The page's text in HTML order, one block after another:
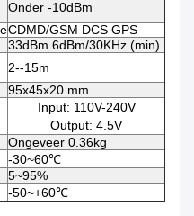
Onder -10dBm
CDMD/GSM DCS GPS
33dBm 6dBm/30KHz (min)
2--15m
95x45x20 mm
Input: 110V-240V
Output: 4.5V
Ongeveer 0.36kg
-30~60℃
5~95%
-50~+60℃